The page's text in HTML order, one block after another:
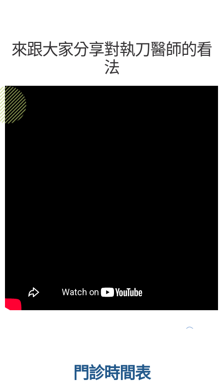
來跟大家分享對執刀醫師的看
法
門診時間表